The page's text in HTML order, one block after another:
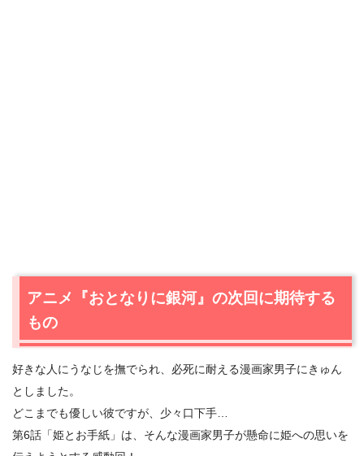
アニメ『おとなりに銀河』の次回に期待する
もの
好きな人にうなじを撫でられ、必死に耐える漫画家男子にきゅん
としました。
どこまでも優しい彼ですが、少々口下手…
第6話「姫とお手紙」は、そんな漫画家男子が懸命に姫への思いを